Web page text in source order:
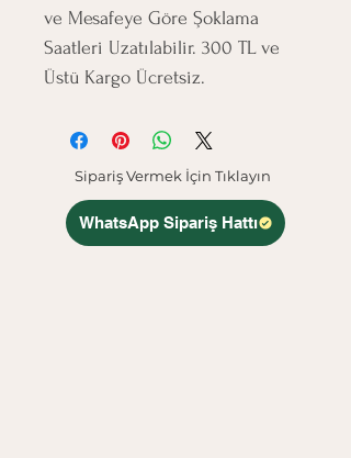
ve Mesafeye Göre Şoklama
Saatleri Uzatılabilir. 300 TL ve
Üstü Kargo Ücretsiz.
Sipariş Vermek İçin Tıklayın
WhatsApp Sipariş Hattı